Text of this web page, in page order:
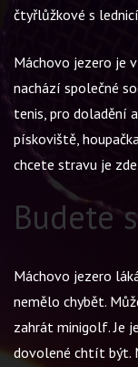
čtyřlůžkové s
Máchovo jezero je
nachází společné
tenis, pro doladění
pískoviště,
chcete stravu je
Budete
Máchovo jezero
nemělo chybět.
zahrát minigolf. Je
dovolené chtít být.